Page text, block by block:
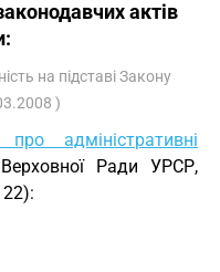
актів
на підставі Закону
)
адміністративні
Ради УРСР,